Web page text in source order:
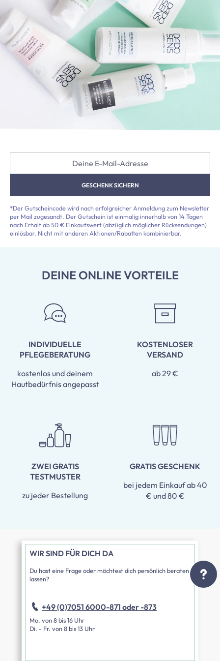
GESCHENK SICHERN
*Der Gutscheincode wird nach erfolgreicher Anmeldung zum Newsletter
per Mail zugesandt. Der Gutschein ist einmalig innerhalb von 14 Tagen
nach Erhalt ab 50 € Einkaufswert (abzüglich möglicher Rücksendungen)
einlösbar. Nicht mit anderen Aktionen/Rabatten kombinierbar.
DEINE ONLINE VORTEILE
INDIVIDUELLE
PFLEGEBERATUNG
kostenlos und deinem
Hautbedürfnis angepasst
KOSTENLOSER
VERSAND
ab 29 €
ZWEI GRATIS
TESTMUSTER
zu jeder Bestellung
GRATIS GESCHENK
bei jedem Einkauf ab 40
€ und 80 €
WIR SIND FÜR DICH DA
Du hast eine Frage oder möchtest dich persönlich beraten
lassen?
+49 (0)7051 6000-871 oder -873
Mo. von 8 bis 16 Uhr
Di. - Fr. von 8 bis 13 Uhr